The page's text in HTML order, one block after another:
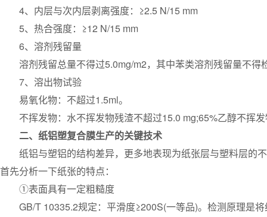
4、内层与次内层剥离强度：≥2.5 N/15 mm
5、热合强度：≥12 N/15 mm
6、溶剂残留量
溶剂残留总量不得过5.0mg/m2，其中苯类溶剂残留量不得
7、溶出物试验
易氧化物：不超过1.5ml。
不挥发物：水不挥发物残渣不超过15.0 mg;65%乙醇不挥
二、纸铝塑复合膜生产的关键技术
纸铝与塑铝的结构差异，更多地表现为纸张层与塑料层的
首先分析一下纸张的特点：
①表面具有一定粗糙度
GB/T 10335.2规定：平滑度≥200S(一等品)。检测原理是将